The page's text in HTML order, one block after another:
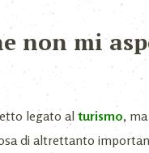
non mi
legato al turismo,
di altrettanto